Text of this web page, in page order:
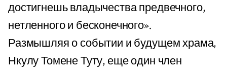
достигнешь владычества предвечного,
нетленного и бесконечного».
Размышляя о событии и будущем храма,
Нкулу Томене Туту, еще один член